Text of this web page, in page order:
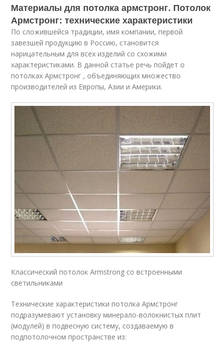
Материалы для потолка армстронг. Потолок
Армстронг: технические характеристики
По сложившейся традиции, имя компании, первой
завезшей продукцию в Россию, становится
нарицательным для всех изделий со схожими
характеристиками. В данной статье речь пойдет о
потолках Армстронг , объединяющих множество
производителей из Европы, Азии и Америки.
Классический потолок Armstrong со встроенными
светильниками
Технические характеристики потолка Армстронг
подразумевают установку минерало-волокнистых плит
(модулей) в подвесную систему, создаваемую в
подпотолочном пространстве из: